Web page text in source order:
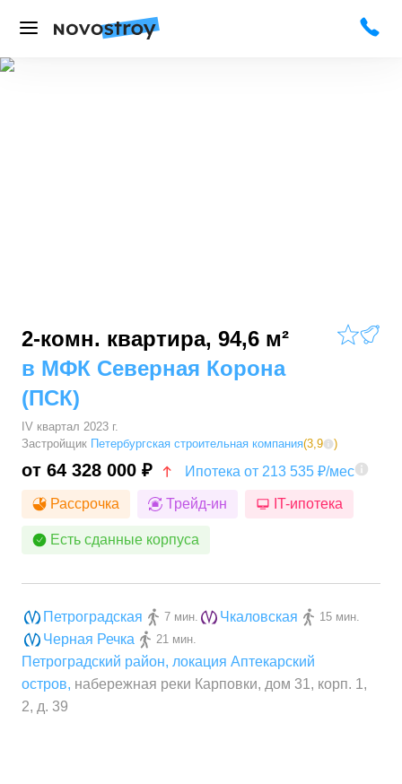
2-комн. квартира, 94,6 м²
в МФК Северная Корона
(ПСК)
IV квартал 2023 г.
Застройщик Петербургская строительная компания(3,9 )
от 64 328 000 ₽ Ипотека от 213 535 ₽/мес
Рассрочка Трейд-ин IT-ипотека
Есть сданные корпуса
Петроградская 7 мин. Чкаловская 15 мин.
Черная Речка 21 мин.
Петроградский район, локация Аптекарский
остров, набережная реки Карповки, дом 31, корп. 1,
2, д. 39